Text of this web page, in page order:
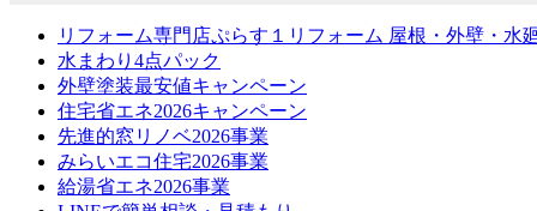
リフォーム専門店ぷらす１リフォーム 屋根・外壁・水
水まわり4点パック
外壁塗装最安値キャンペーン
住宅省エネ2026キャンペーン
先進的窓リノベ2026事業
みらいエコ住宅2026事業
給湯省エネ2026事業